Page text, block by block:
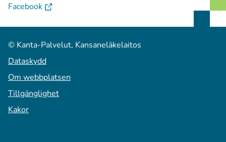
Facebook( Avautuu uuteen välilehteen
© Kanta-Palvelut, Kansaneläkelaitos
Dataskydd
Om webbplatsen
Tillgänglighet
Kakor